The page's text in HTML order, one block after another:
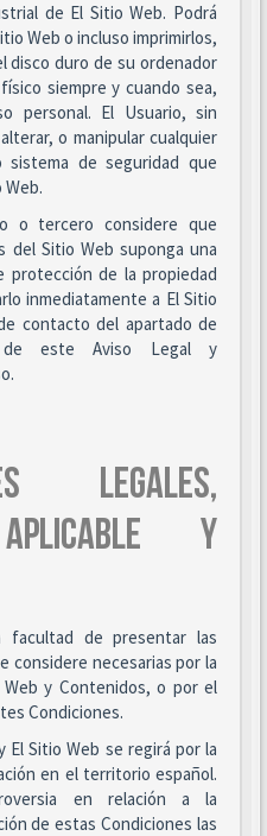
de El Sitio Web. Podrá
Web o incluso imprimirlos,
disco duro de su ordenador
siempre y cuando sea,
personal. El Usuario, sin
o manipular cualquier
de seguridad que
o tercero considere que
del Sitio Web suponga una
protección de la propiedad
inmediatamente a El Sitio
contacto del apartado de
de este Aviso Legal y
LEGALES,
Y
facultad de presentar las
considere necesarias por la
y Contenidos, o por el
Condiciones.
El Sitio Web se regirá por la
en el territorio español.
en relación a la
de estas Condiciones las